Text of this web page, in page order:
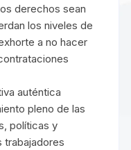
derechos sean
los niveles de
a no hacer
auténtica
pleno de las
políticas y
trabajadores